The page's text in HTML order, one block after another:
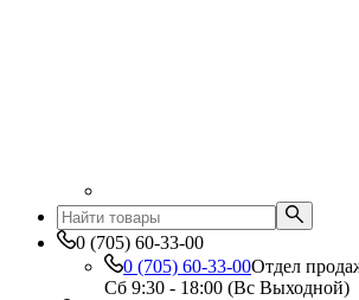
0 (705) 60-33-00
0 (705) 60-33-00Отдел
Сб 9:30 - 18:00 (Вс Выходной)